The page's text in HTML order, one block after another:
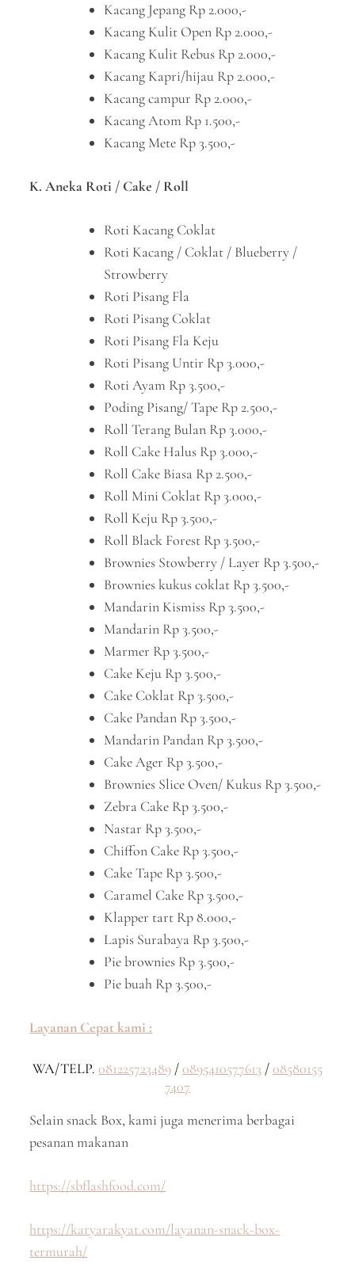
Kacang Jepang Rp 2.000,-
Kacang Kulit Open Rp 2.000,-
Kacang Kulit Rebus Rp 2.000,-
Kacang Kapri/hijau Rp 2.000,-
Kacang campur Rp 2.000,-
Kacang Atom Rp 1.500,-
Kacang Mete Rp 3.500,-
K. Aneka Roti / Cake / Roll
Roti Kacang Coklat
Roti Kacang / Coklat / Blueberry /
Strowberry
Roti Pisang Fla
Roti Pisang Coklat
Roti Pisang Fla Keju
Roti Pisang Untir Rp 3.000,-
Roti Ayam Rp 3.500,-
Poding Pisang/ Tape Rp 2.500,-
Roll Terang Bulan Rp 3.000,-
Roll Cake Halus Rp 3.000,-
Roll Cake Biasa Rp 2.500,-
Roll Mini Coklat Rp 3.000,-
Roll Keju Rp 3.500,-
Roll Black Forest Rp 3.500,-
Brownies Stowberry / Layer Rp 3.500,-
Brownies kukus coklat Rp 3.500,-
Mandarin Kismiss Rp 3.500,-
Mandarin Rp 3.500,-
Marmer Rp 3.500,-
Cake Keju Rp 3.500,-
Cake Coklat Rp 3.500,-
Cake Pandan Rp 3.500,-
Mandarin Pandan Rp 3.500,-
Cake Ager Rp 3.500,-
Brownies Slice Oven/ Kukus Rp 3.500,-
Zebra Cake Rp 3.500,-
Nastar Rp 3.500,-
Chiffon Cake Rp 3.500,-
Cake Tape Rp 3.500,-
Caramel Cake Rp 3.500,-
Klapper tart Rp 8.000,-
Lapis Surabaya Rp 3.500,-
Pie brownies Rp 3.500,-
Pie buah Rp 3.500,-
Layanan Cepat kami :
WA/TELP. 081225723489 /0895410577613 /08580155
7407
Selain snack Box, kami juga menerima berbagai
pesanan makanan
https://sbflashfood.com/
https://karyarakyat.com/layanan-snack-box-
termurah/